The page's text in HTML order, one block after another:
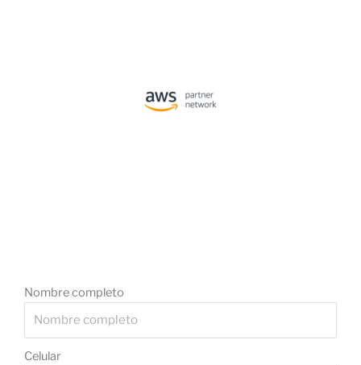
Nombre completo
Celular